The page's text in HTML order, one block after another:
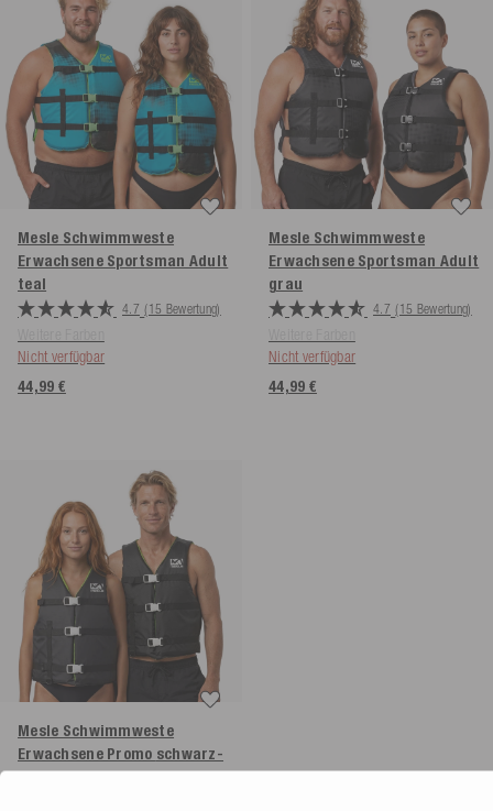
Mesle Schwimmweste
Erwachsene Sportsman Adult
teal
4.7 (15 Bewertung)
Nicht verfügbar
44,99 €
Mesle Schwimmweste
Erwachsene Sportsman Adult
grau
4.7 (15 Bewertung)
Nicht verfügbar
44,99 €
Mesle Schwimmweste
Erwachsene Promo schwarz-
grün